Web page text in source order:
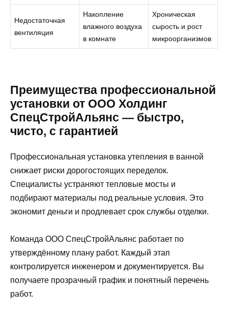
Недостаточная
вентиляция
Накопление
влажного воздуха
в комнате
Хроническая
сырость и рост
микроорганизмов
Преимущества профессиональной
установки от ООО Холдинг
СпецСтройАльянс — быстро,
чисто, с гарантией
Профессиональная установка утепления в ванной
снижает риски дорогостоящих переделок.
Специалисты устраняют тепловые мосты и
подбирают материалы под реальные условия. Это
экономит деньги и продлевает срок службы отделки.
Команда ООО СпецСтройАльянс работает по
утверждённому плану работ. Каждый этап
контролируется инженером и документируется. Вы
получаете прозрачный график и понятный перечень
работ.